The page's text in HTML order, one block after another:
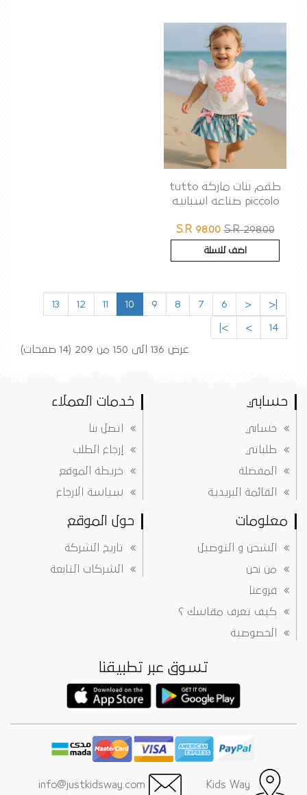
طقم بنات ماركة tutto
piccolo صناعه اسبانيه
S.R 98.00 S.R 298.00
اضف للسلة
|<
<
6
7
8
9
10
11
12
13
14
>
>|
عرض 136 الى 150 من 209 (14 صفحات)
حسابي
حسابي
طلباتي
المفضلة
القائمة البريدية
خدمات العملاء
اتصل بنا
إرجاع الطلب
خريطة الموقع
سياسة الارجاع
معلومات
الشحن و التوصيل
من نحن
فروعنا
كيف تعرف مقاسك ؟
الخصوصية
حول الموقع
تاريخ الشركة
الشركات التابعة
تسوق عبر تطبيقنا